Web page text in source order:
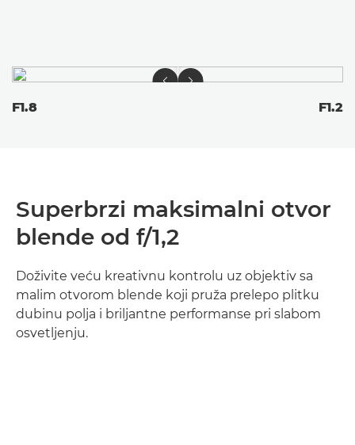
F1.8 F1.2
Superbrzi maksimalni otvor
blende od f/1,2
Doživite veću kreativnu kontrolu uz objektiv sa
malim otvorom blende koji pruža prelepo plitku
dubinu polja i briljantne performanse pri slabom
osvetljenju.